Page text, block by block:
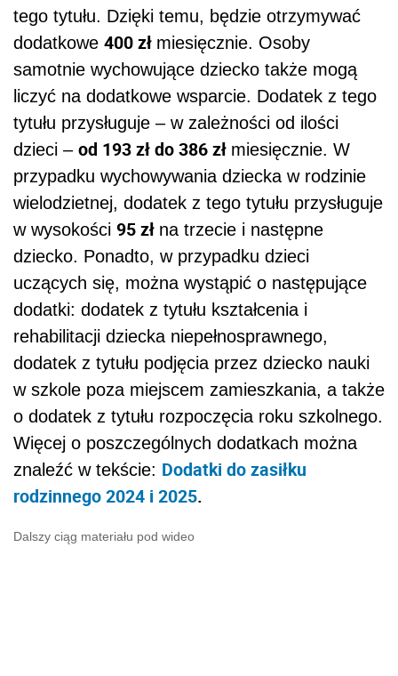
tego tytułu. Dzięki temu, będzie otrzymywać
dodatkowe 400 zł miesięcznie. Osoby
samotnie wychowujące dziecko także mogą
liczyć na dodatkowe wsparcie. Dodatek z tego
tytułu przysługuje – w zależności od ilości
dzieci – od 193 zł do 386 zł miesięcznie. W
przypadku wychowywania dziecka w rodzinie
wielodzietnej, dodatek z tego tytułu przysługuje
w wysokości 95 zł na trzecie i następne
dziecko. Ponadto, w przypadku dzieci
uczących się, można wystąpić o następujące
dodatki: dodatek z tytułu kształcenia i
rehabilitacji dziecka niepełnosprawnego,
dodatek z tytułu podjęcia przez dziecko nauki
w szkole poza miejscem zamieszkania, a także
o dodatek z tytułu rozpoczęcia roku szkolnego.
Więcej o poszczególnych dodatkach można
znaleźć w tekście: Dodatki do zasiłku
rodzinnego 2024 i 2025.
Dalszy ciąg materiału pod wideo